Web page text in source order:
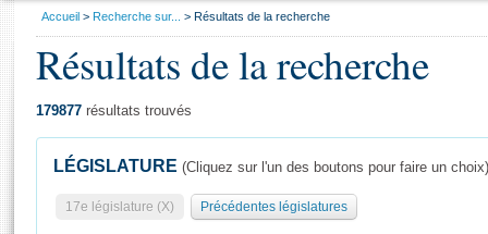
Général
Vous
Accueil Recherche sur... Résultats de la recherche
Résultats de la recherche
179877 résultats trouvés
LÉGISLATURE (Cliquez sur l'un des boutons pour faire un choix)
17e législature (X) Précédentes législatures